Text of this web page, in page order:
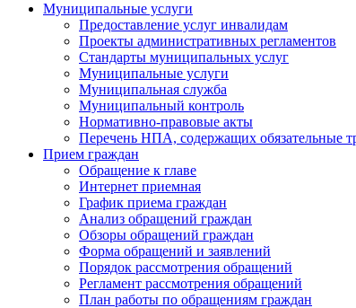
Муниципальные услуги
Предоставление услуг инвалидам
Проекты административных регламентов
Стандарты муниципальных услуг
Муниципальные услуги
Муниципальная служба
Муниципальный контроль
Нормативно-правовые акты
Перечень НПА, содержащих обязательные
Прием граждан
Обращение к главе
Интернет приемная
График приема граждан
Анализ обращений граждан
Обзоры обращений граждан
Форма обращений и заявлений
Порядок рассмотрения обращений
Регламент рассмотрения обращений
План работы по обращениям граждан